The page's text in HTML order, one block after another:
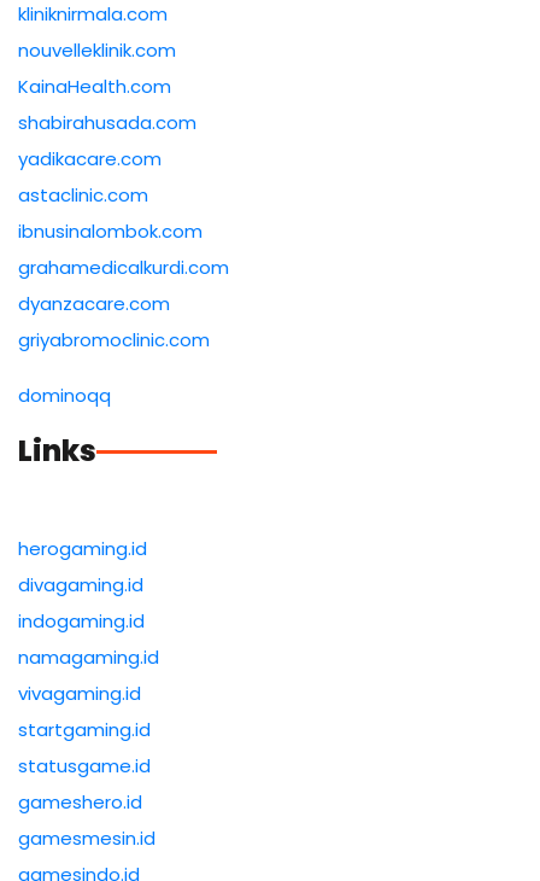
kliniknirmala.com
nouvelleklinik.com
KainaHealth.com
shabirahusada.com
yadikacare.com
astaclinic.com
ibnusinalombok.com
grahamedicalkurdi.com
dyanzacare.com
griyabromoclinic.com
dominoqq
Links
herogaming.id
divagaming.id
indogaming.id
namagaming.id
vivagaming.id
startgaming.id
statusgame.id
gameshero.id
gamesmesin.id
gamesindo.id